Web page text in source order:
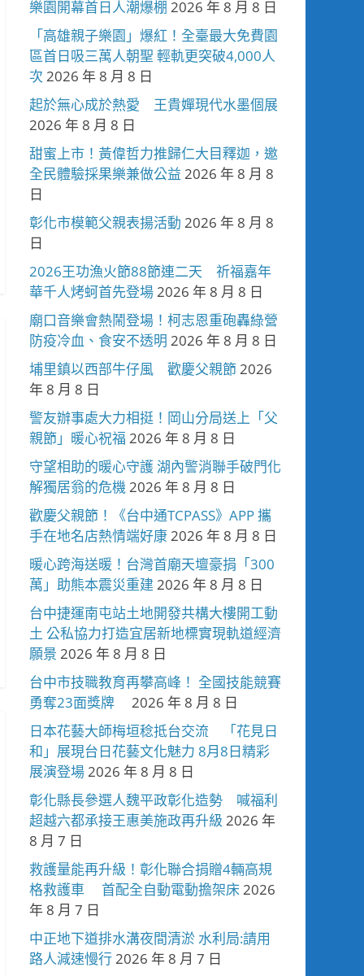
樂園開幕首日人潮爆棚 2026 年 8 月 8 日
「高雄親子樂園」爆紅！全臺最大免費園
區首日吸三萬人朝聖 輕軌更突破4,000人
次 2026 年 8 月 8 日
起於無心成於熱愛 王貴嬋現代水墨個展
2026 年 8 月 8 日
甜蜜上市！黃偉哲力推歸仁大目釋迦，邀
全民體驗採果樂兼做公益 2026 年 8 月 8
日
彰化市模範父親表揚活動 2026 年 8 月 8
日
2026王功漁火節88節連二天 祈福嘉年
華千人烤蚵首先登場2026 年 8 月 8 日
廟口音樂會熱鬧登場！柯志恩重砲轟綠營
防疫冷血、食安不透明 2026 年 8 月 8 日
埔里鎮以西部牛仔風 歡慶父親節2026
年 8 月 8 日
警友辦事處大力相挺！岡山分局送上「父
親節」暖心祝福 2026 年 8 月 8 日
守望相助的暖心守護 湖內警消聯手破門化
解獨居翁的危機2026 年 8 月 8 日
歡慶父親節！《台中通TCPASS》APP 攜
手在地名店熱情端好康2026 年 8 月 8 日
暖心跨海送暖！台灣首廟天壇豪捐「300
萬」助熊本震災重建 2026 年 8 月 8 日
台中捷運南屯站土地開發共構大樓開工動
土 公私協力打造宜居新地標實現軌道經濟
願景 2026 年 8 月 8 日
台中市技職教育再攀高峰！ 全國技能競賽
勇奪23面獎牌
2026 年 8 月 8 日
日本花藝大師梅垣稔抵台交流 「花見日
和」展現台日花藝文化魅力 8月8日精彩
展演登場2026 年 8 月 8 日
彰化縣長參選人魏平政彰化造勢 喊福利
超越六都承接王惠美施政再升級 2026 年
8 月 7 日
救護量能再升級！彰化聯合捐贈4輛高規
格救護車 首配全自動電動擔架床2026
年 8 月 7 日
中正地下道排水溝夜間清淤 水利局:請用
路人減速慢行2026 年 8 月 7 日